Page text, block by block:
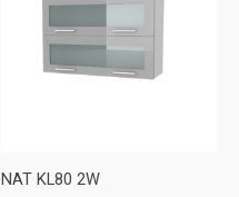
NAT KL80 2W